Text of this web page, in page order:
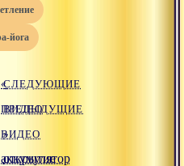
йога
«
ПРЕДЫДУЩИЕ
ВИДЕО
аккумулятор
СЛЕДУЮЩИЕ
ВИДЕО
»
открытие